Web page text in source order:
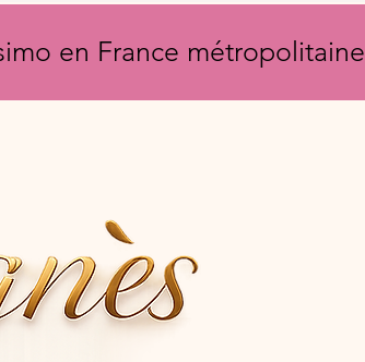
en France métropolitaine